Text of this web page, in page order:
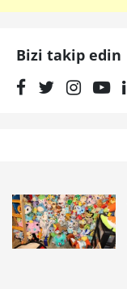
Bizi takip edin